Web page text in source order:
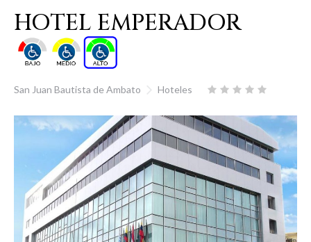
HOTEL EMPERADOR
San Juan Bautista de Ambato Hoteles